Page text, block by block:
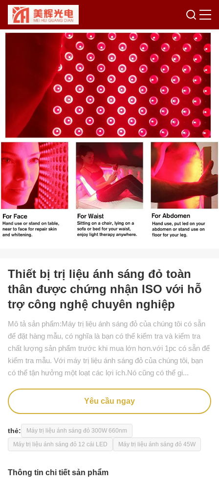
Thiết bị trị liệu ánh sáng đỏ toàn
thân được chứng nhận ISO với hỗ
trợ công nghệ chuyên nghiệp
Mô tả sản phẩm:Máy trị liệu ánh sáng đỏ của chúng tôi có sẵn
để đặt hàng mẫu, có nghĩa là bạn có thể kiểm tra và kiểm tra
chất lượng sản phẩm trước khi mua lớn hơn.với 1pc có sẵn để
kiểm tra mẫu. Với máy trị liệu ánh sáng đỏ của chúng tôi, bạn
có thể tận hưởng một loạt các lợi ích.Nó cũng có thể gi...
Yêu cầu ngay
thẻ:
Máy trị liệu ánh sáng đỏ 300W 660nm
Máy trị liệu ánh sáng đỏ 12 cái LED
Máy trị liệu ánh sáng đỏ 45W
Thông tin chi tiết sản phẩm